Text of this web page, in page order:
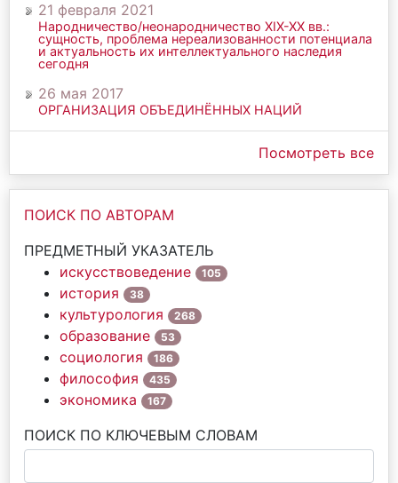
21 февраля 2021
Народничество/неонародничество ХIХ-ХХ вв.:
сущность, проблема нереализованности потенциала
и актуальность их интеллектуального наследия
сегодня
26 мая 2017
ОРГАНИЗАЦИЯ ОБЪЕДИНЁННЫХ НАЦИЙ
Посмотреть все
ПОИСК ПО АВТОРАМ
ПРЕДМЕТНЫЙ УКАЗАТЕЛЬ
искусствоведение
105
история 38
культурология 268
образование 53
социология 186
философия 435
экономика 167
ПОИСК ПО КЛЮЧЕВЫМ СЛОВАМ